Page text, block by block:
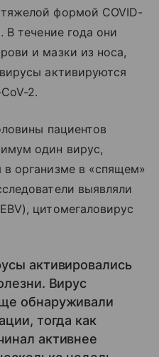
формой COVID-
В течение года они
и мазки из носа,
активируются
2.
пациентов
один вирус,
в организме в «спящем»
выявляли
цитомегаловирус
активировались
Вирус
обнаруживали
тогда как
активнее